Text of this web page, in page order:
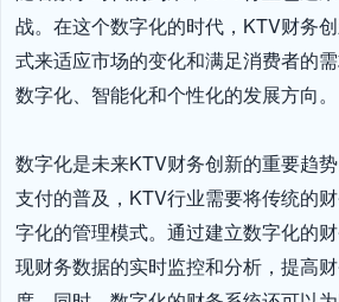
战。在这个数字化的时代，KTV财务
式来适应市场的变化和满足消费者的
数字化、智能化和个性化的发展方向。
数字化是未来KTV财务创新的重要趋
支付的普及，KTV行业需要将传统的
字化的管理模式。通过建立数字化的
现财务数据的实时监控和分析，提高财